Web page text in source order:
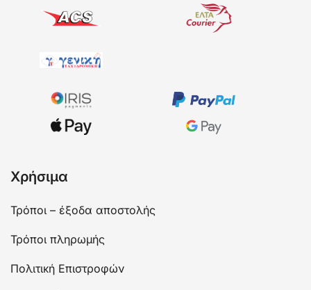
Χρήσιμα
Τρόποι – έξοδα αποστολής
Τρόποι πληρωμής
Πολιτική Επιστροφών